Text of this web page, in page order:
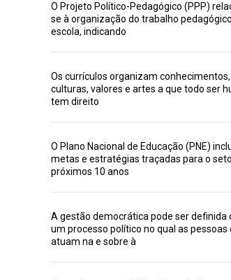
O Projeto Político-Pedagógico (PPP)
se à organização do trabalho
escola, indicando
Os currículos organizam conhecimentos,
culturas, valores e artes a que todo ser
tem direito
O Plano Nacional de Educação (PNE)
metas e estratégias traçadas para o
próximos 10 anos
A gestão democrática pode ser definida
um processo político no qual as pessoas
atuam na e sobre à